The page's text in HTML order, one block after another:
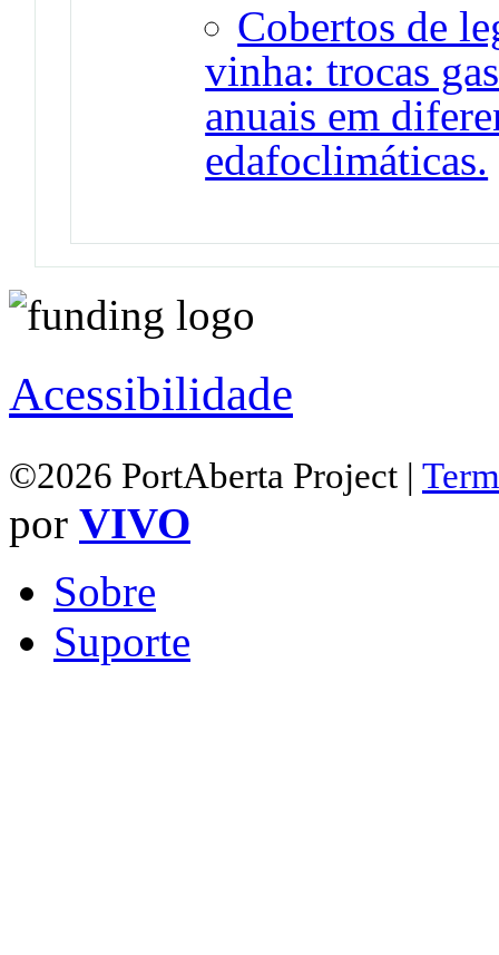
Cobertos de
vinha: trocas
anuais em
edafoclimáticas.
Acessibilidade
©2026 PortAberta Project |
por VIVO
Sobre
Suporte